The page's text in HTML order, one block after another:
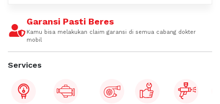
Garansi Pasti Beres
Kamu bisa melakukan claim garansi di semua cabang dokter
mobil
Services